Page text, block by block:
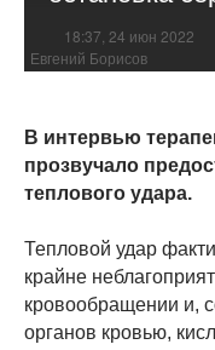
18:37, 24 июн 2022
Евгений Борисов
В интервью
прозвучало
теплового удара.
Тепловой удар
крайне
кровообращении и,
органов кровью,